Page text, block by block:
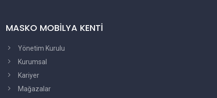
MASKO MOBİLYA KENTİ
Yönetim Kurulu
Kurumsal
Kariyer
Mağazalar